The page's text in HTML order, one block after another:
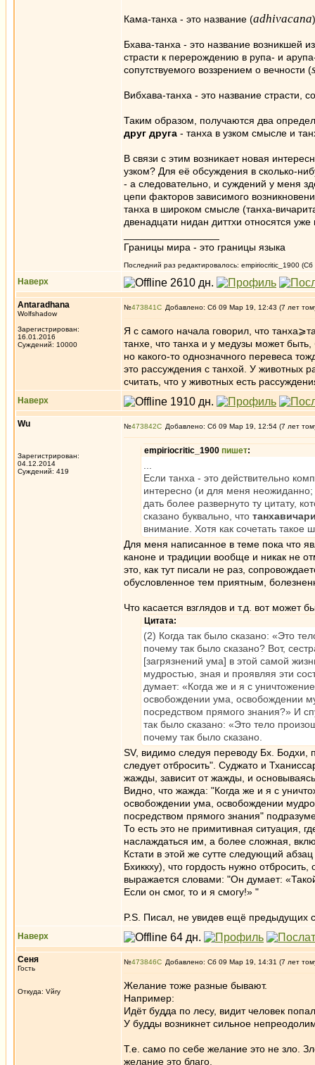
Кама-танха - это название (adhivacana
Бхава-танха - это название возникшей
страсти к перерождению в рупа- и
сопутствуемого воззрением о вечности (
Вибхава-танха - это название страсти,
Таким образом, получаются два
друг друга - танха в узком смысле и
В связи с этим возникает новая
узком? Для её обсуждения в сколько-
- а следовательно, и суждений у меня
цепи факторов зависимого
танха в широком смысле (танха-
двенадцати нидан диттхи относятся уже
Границы мира - это границы языка
Последний раз редактировалось: empiriocritic_1900
Наверх
Antaradhana
Wolfshadow
Зарегистрирован:
16.01.2016
Суждений: 10000
№473841 Добавлено: Сб 09 Мар 19, 12:43 (7 лет
Я с самого начала говорил, что
танхе, что танха и у медузы может
но какого-то однозначного перевеса
это рассуждения с танхой. У животных
считать, что у животных есть
Наверх
Wu
Зарегистрирован:
04.12.2014
Суждений: 419
№473842 Добавлено: Сб 09 Мар 19, 12:54 (7 лет
empiriocritic_1900 пишет:
Если танха - это действительно
интересно (и для меня
дать более развернуто ту цитату,
сказано буквально, что
внимание. Хотя как сочетать такое
Для меня написанное в теме пока что
каноне и традиции вообще и никак не
это, как тут писали не раз,
обусловленное тем приятным,
Что касается взглядов и т.д. вот может
Цитата:
(2) Когда так было сказано: «Это
почему так было сказано? Вот,
[загрязнений ума] в этой самой
мудростью, зная и проявляя эти
думает: «Когда же и я с
освобождении ума, освобождении
посредством прямого знания?» И
так было сказано: «Это тело
почему так было сказано.
SV, видимо следуя переводу Бх.
следует отбросить". Суджато и
жажды, зависит от жажды, и
Видно, что жажда: "Когда же и я с
освобождении ума, освобождении
посредством прямого знания"
То есть это не примитивная ситуация,
наслаждаться им, а более сложная,
Кстати в этой же сутте следующий
Бхиккху), что гордость нужно
выражается словами: "Он думает:
Если он смог, то и я смогу!» "
P.S. Писал, не увидев ещё предыдущих
Наверх
Сеня
Гость
Откуда: Vйry
№473846 Добавлено: Сб 09 Мар 19, 14:31 (7 лет
Желание тоже разные бывают.
Например:
Идёт будда по лесу, видит человек
У будды возникнет сильное
Т.е. само по себе желание это не зло.
желание это благо.